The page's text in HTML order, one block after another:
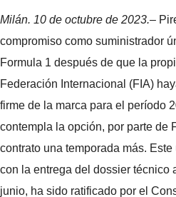
Milán. 10 de octubre de 2023.–
compromiso como suministrador
Formula 1 después de que la
Federación Internacional (FIA)
firme de la marca para el período
contempla la opción, por parte de
contrato una temporada más.
con la entrega del dossier técnico
junio, ha sido ratificado por el